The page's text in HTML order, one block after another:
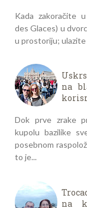
Kada zakoračite
des Glaces) u
u prostoriju; ulazite
na
Dok prve zrake
kupolu bazilike
posebnom
to je...
na